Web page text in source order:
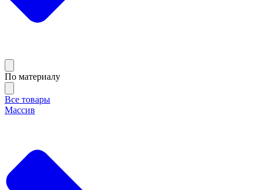
По материалу
Все товары
Массив